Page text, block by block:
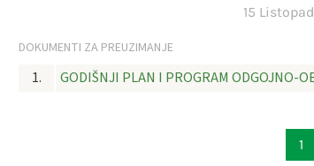
15
DOKUMENTI ZA PREUZIMANJE
1. GODIŠNJI PLAN I PROGRAM ODGOJNO-
1